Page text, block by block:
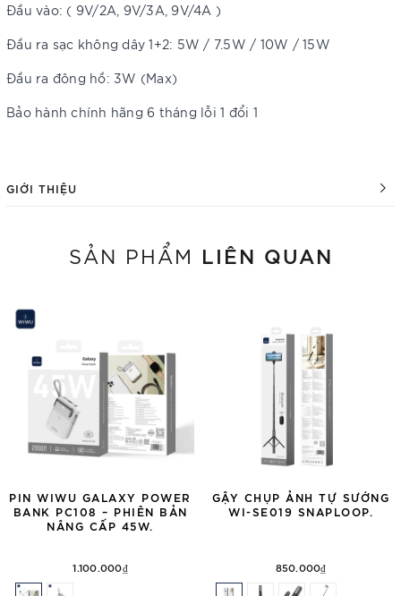
Đầu vào: ( 9V/2A, 9V/3A, 9V/4A )
Đầu ra sạc không dây 1+2: 5W / 7.5W / 10W / 15W
Đầu ra đông hồ: 3W (Max)
Bảo hành chính hãng 6 tháng lỗi 1 đổi 1
GIỚI THIỆU
SẢN PHẨM LIÊN QUAN
PIN WIWU GALAXY POWER
BANK PC108 – PHIÊN BẢN
NÂNG CẤP 45W.
1.100.000₫
GẬY CHỤP ẢNH TỰ SƯỚNG
WI-SE019 SNAPLOOP.
850.000₫